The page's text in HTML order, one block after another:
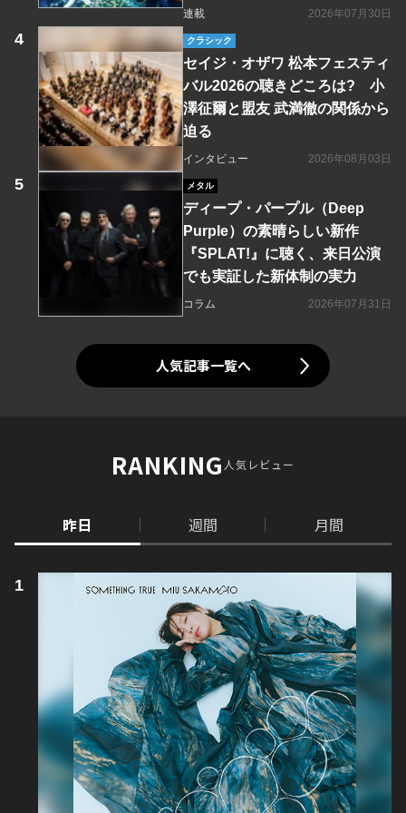
連載 2026年07月30日
クラシック
セイジ・オザワ 松本フェスティ
バル2026の聴きどころは? 小
澤征爾と盟友 武満徹の関係から
迫る
インタビュー 2026年08月03日
メタル
ディープ・パープル（Deep
Purple）の素晴らしい新作
『SPLAT!』に聴く、来日公演
でも実証した新体制の実力
コラム 2026年07月31日
人気記事一覧へ
RANKING人気レビュー
昨日 週間 月間